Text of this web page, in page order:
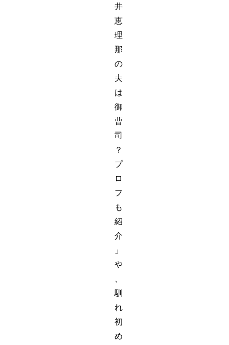
井
恵
理
那
の
夫
は
御
曹
司
？
プ
ロ
フ
も
紹
介
」
や
馴
れ
初
め